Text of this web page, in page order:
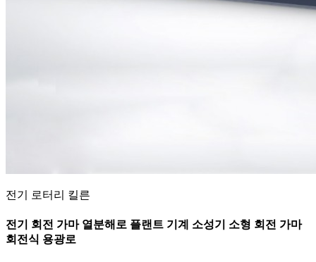
전기 로터리 킬른
전기 회전 가마 열분해로 플랜트 기계 소성기 소형 회전 가마
회전식 용광로